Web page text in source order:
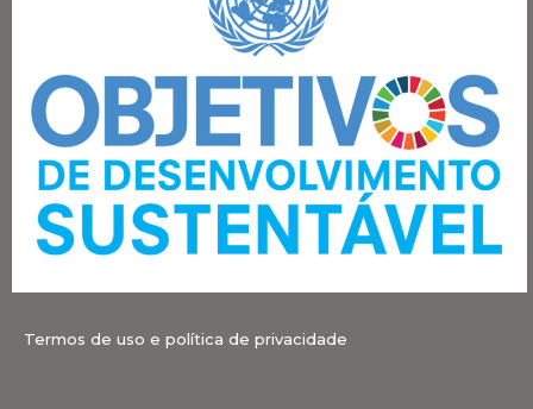
Termos de uso e política de privacidade